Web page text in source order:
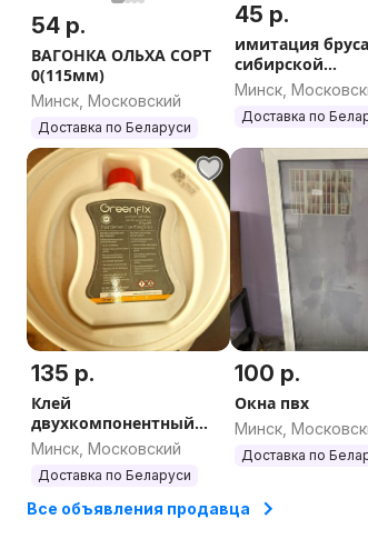
54 р.
ВАГОНКА ОЛЬХА СОРТ
0(115мм)
Минск, Московский
Доставка по Беларуси
45 р.
имитация
сибирской
лиственницы
Минск,
Доставка по
135 р.
Клей
двухкомпонентный
для паркета
Минск, Московский
Доставка по Беларуси
100 р.
Окна пвх
Минск,
Доставка по
Все объявления продавца